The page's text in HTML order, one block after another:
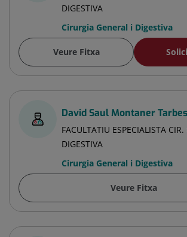
DIGESTIVA
Cirurgia General i Digestiva
Veure Fitxa
David Saul Montaner Tarbes
FACULTATIU ESPECIALISTA
DIGESTIVA
Cirurgia General i Digestiva
Veure Fitxa